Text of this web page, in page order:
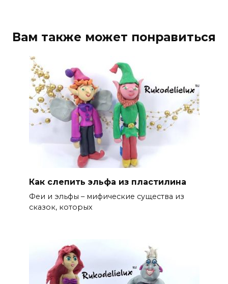
Вам также может понравиться
Как слепить эльфа из пластилина
Феи и эльфы – мифические существа из
сказок, которых